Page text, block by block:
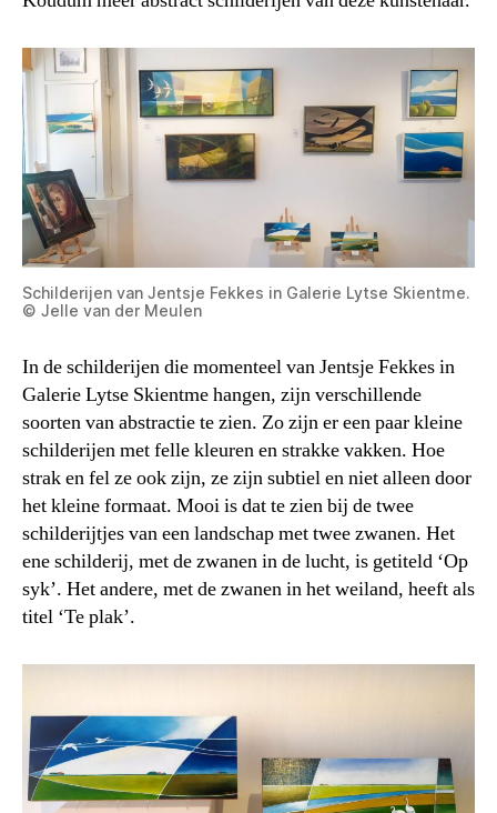
Schilderijen van Jentsje Fekkes in Galerie Lytse Skientme.
© Jelle van der Meulen
In de schilderijen die momenteel van Jentsje Fekkes in
Galerie Lytse Skientme hangen, zijn verschillende
soorten van abstractie te zien. Zo zijn er een paar kleine
schilderijen met felle kleuren en strakke vakken. Hoe
strak en fel ze ook zijn, ze zijn subtiel en niet alleen door
het kleine formaat. Mooi is dat te zien bij de twee
schilderijtjes van een landschap met twee zwanen. Het
ene schilderij, met de zwanen in de lucht, is getiteld ‘Op
syk’. Het andere, met de zwanen in het weiland, heeft als
titel ‘Te plak’.